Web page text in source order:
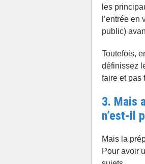
les
l’entrée
public)
Toutefois,
définissez
faire et pas
3. Mais
n’est-il
Mais la
Pour avoir